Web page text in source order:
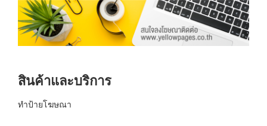
สินค้าและบริการ
ทำป้ายโฆษณา